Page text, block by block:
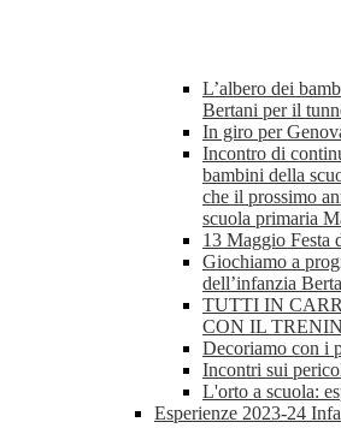
L’albero dei
Bertani per il
In giro per
Incontro di
bambini della
che il prossimo
scuola primaria
13 Maggio Festa
Giochiamo a
dell’infanzia
TUTTI IN
CON IL
Decoriamo con i
Incontri sui
L'orto a scuola:
Esperienze 2023-24